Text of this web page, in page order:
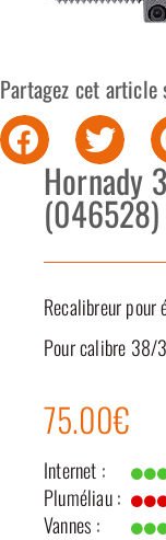
Partagez cet article
Hornady
(046528)
Recalibreur pour
Pour calibre 38/
75.00€
Internet :
Pluméliau :
Vannes :